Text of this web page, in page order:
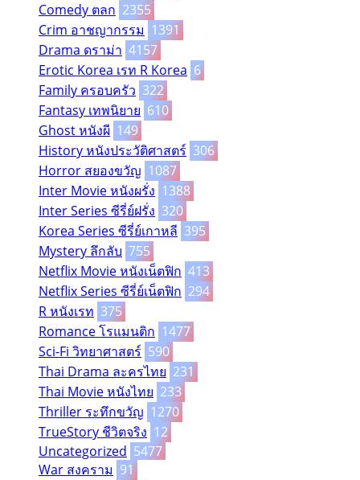
Comedy ตลก 2355
Crim อาชญากรรม 1391
Drama ดราม่า 4157
Erotic Korea เรท R Korea 6
Family ครอบครัว 322
Fantasy เทพนิยาย 610
Ghost หนังผี 149
History หนังประวัติศาสตร์ 306
Horror สยองขวัญ 1087
Inter Movie หนังผรั่ง 1388
Inter Series ซีรี่ย์ฝรั่ง 320
Korea Series ซีรี่ย์เกาหลี 395
Mystery ลึกลับ 755
Netflix Movie หนังเน็ตฟิก 413
Netflix Series ซีรี่ย์เน็ตฟิก 294
R หนังเรท 375
Romance โรแมนติก 1477
Sci-Fi วิทยาศาสตร์ 590
Thai Drama ละครไทย 231
Thai Movie หนังไทย 233
Thriller ระทึกขวัญ 1270
TrueStory ชีวิตจริง 12
Uncategorized 5477
War สงคราม 91